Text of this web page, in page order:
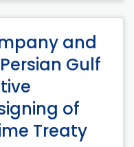
and
Gulf
of
Treaty